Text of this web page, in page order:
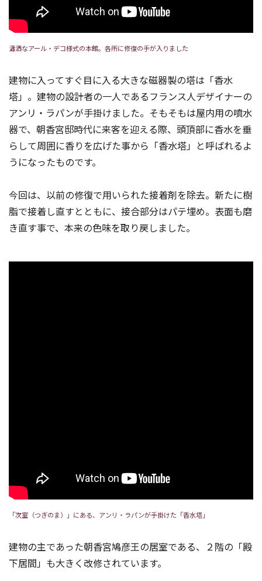
瀟洒なアール・デコ様式の本館。各所に修復の手が入りました
建物に入ってすぐ目に入る大きな磁器製の塔は「香水
塔」。建物の設計者の一人であるフランス人デザイナーの
アンリ・ラパンが手掛けました。そもそもは屋内用の噴水
器で、朝香宮邸時代に来客を迎える際、頭頂部に香水を垂
らして周囲に香りを広げた事から「香水塔」と呼ばれるよ
うになったものです。
今回は、以前の修復で用いられた接着剤を除去。新たに樹
脂で接着し直すとともに、接合部分はパテ埋め。表面も磨
き直す事で、本来の色味を取り戻しました。
「次室（つぎのま）」にある、アンリ・ラパンが手掛けた「香水塔」
建物の主であった朝香宮鳩彦王の居室である、２階の「殿
下居間」も大きく改修されています。